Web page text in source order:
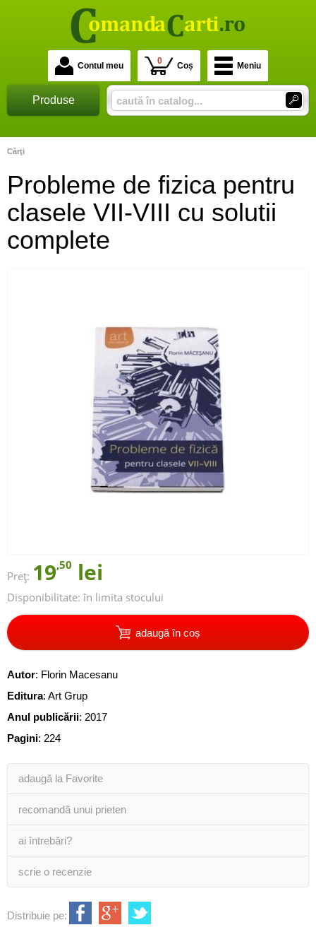
Contul meu 0 Coș Meniu
Produse
Cărţi
Probleme de fizica pentru
clasele VII-VIII cu solutii
complete
Preț: 19,50 lei
Disponibilitate: în limita stocului
adaugă în coș
Autor: Florin Macesanu
Editura: Art Grup
Anul publicării: 2017
Pagini: 224
adaugă la Favorite
recomandă unui prieten
ai întrebări?
scrie o recenzie
Distribuie pe: